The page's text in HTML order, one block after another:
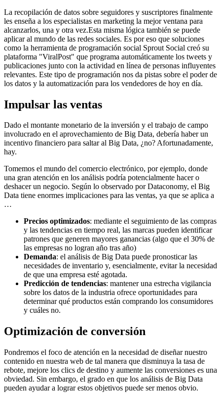
La recopilación de datos sobre seguidores y suscriptores finalmente
les enseña a los especialistas en marketing la mejor ventana para
alcanzarlos, una y otra vez.Esta misma lógica también se puede
aplicar al mundo de las redes sociales. Es por eso que soluciones
como la herramienta de programación social Sprout Social creó su
plataforma "ViralPost" que programa automáticamente los tweets y
publicaciones junto con la actividad en línea de personas influyentes
relevantes. Este tipo de programación nos da pistas sobre el poder de
los datos y la automatización para los vendedores de hoy en día.
Impulsar las ventas
Dado el montante monetario de la inversión y el trabajo de campo
involucrado en el aprovechamiento de Big Data, debería haber un
incentivo financiero para saltar al Big Data, ¿no? Afortunadamente,
hay.
Tomemos el mundo del comercio electrónico, por ejemplo, donde
una gran atención en los análisis podría potencialmente hacer o
deshacer un negocio. Según lo observado por Dataconomy, el Big
Data tiene enormes implicaciones para las ventas, ya que se aplica a
…
Precios optimizados: mediante el seguimiento de las compras
y las tendencias en tiempo real, las marcas pueden identificar
patrones que generen mayores ganancias (algo que el 30% de
las empresas no logran año tras año)
Demanda: el análisis de Big Data puede pronosticar las
necesidades de inventario y, esencialmente, evitar la necesidad
de que una empresa esté agotada.
Predicción de tendencias: mantener una estrecha vigilancia
sobre los datos de la industria ofrece oportunidades para
determinar qué productos están comprando los consumidores
y cuáles no.
Optimización de conversión
Pondremos el foco de atención en la necesidad de diseñar nuestro
contenido en nuestra web de tal manera que disminuya la tasa de
rebote, mejore los clics de destino y aumente las conversiones es una
obviedad. Sin embargo, el grado en que los análisis de Big Data
pueden ayudar a lograr estos objetivos puede ser menos obvio.